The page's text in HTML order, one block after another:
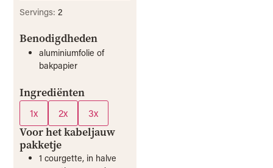
Servings:2
Benodigdheden
aluminiumfolie of
bakpapier
Ingrediënten
1x 2x 3x
Voor het kabeljauw
pakketje
1 courgette, in halve